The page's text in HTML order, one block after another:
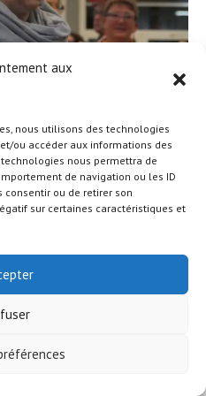
aux
nous utilisons des technologies
ou accéder aux informations des
nous permettra de
de navigation ou les ID
consentir ou de retirer son
sur certaines caractéristiques et
THEME BY NICK